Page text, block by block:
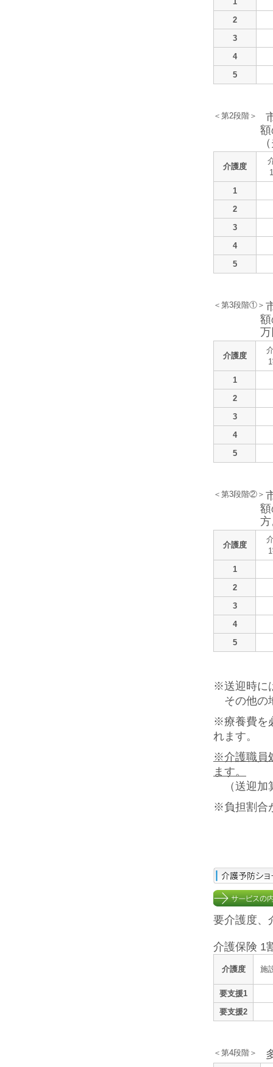
2
3
4
5
＜第2段階＞
介護度
1
2
3
4
5
＜第3段階①＞
介護度
1
2
3
4
5
＜第3段階②＞
介護度
1
2
3
4
5
※送迎時に
その他の
※療養費を
れます。
※介護職員
ます。
（送迎加
※負担割合
要介護度、
介護保険 1
介護度 施
要支援1
要支援2
＜第4段階＞